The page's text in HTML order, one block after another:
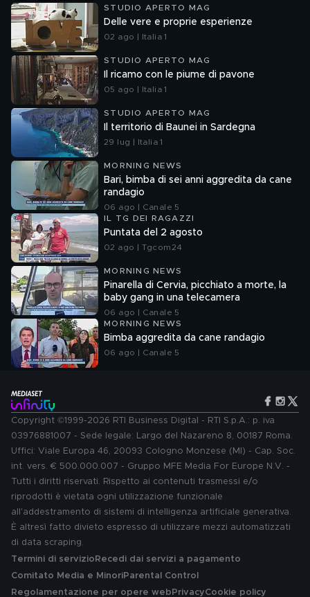
STUDIO APERTO MAG
Delle vere e proprie esperienze
02 ago | Italia 1
STUDIO APERTO MAG
Il ricamo con le piume di pavone
05 ago | Italia 1
STUDIO APERTO MAG
Il territorio di Baunei in Sardegna
29 lug | Italia 1
MORNING NEWS
Bari, bimba di sei anni aggredita da cane
randagio
06 ago | Canale 5
IL TG DEI RAGAZZI
Puntata del 2 agosto
02 ago | Tgcom24
MORNING NEWS
Pinarella di Cervia, picchiato a morte, la
baby gang in una telecamera
06 ago | Canale 5
MORNING NEWS
Bimba aggredita da cane randagio
06 ago | Canale 5
Copyright ©1999-2026 RTI Business Digital - RTI S.p.A.: p. iva
03976881007 - Sede legale: Largo del Nazareno 8, 00187 Roma.
Uffici: Viale Europa 46, 20093 Cologno Monzese (MI) - Cap. Soc.
int. vers. € 500.000.007 - Gruppo MFE Media For Europe N.V. -
Tutti i diritti riservati. Rispetto ai contenuti trasmessi e/o
riprodotti è vietata ogni utilizzazione funzionale
all'addestramento di sistemi di intelligenza artificiale generativa.
È altresì fatto divieto espresso di utilizzare mezzi automatizzati
di data scraping.
Termini di servizio Recedi dai servizi a pagamento
Comitato Media e MinoriParental Control
Regolamentazione per opere web PrivacyCookie policy